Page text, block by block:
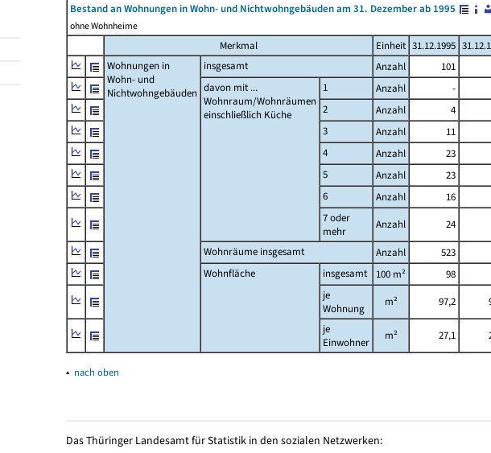
Bestand an Wohnungen in Wohn- und Nichtwohngebäuden am 31. Dezember ab 1995
ohne Wohnheime
Merkmal Einheit 31.12.1995
Wohnungen in
Wohn- und
Nichtwohngebäuden
insgesamt Anzahl 101
davon mit ...
Wohnraum/Wohnräumen
einschließlich Küche
1 Anzahl -
2
Anzahl 4
3
Anzahl 11
4
Anzahl 23
5
Anzahl 23
6
Anzahl 16
7 oder
mehr
Anzahl 24
Wohnräume insgesamt
Anzahl 523
Wohnfläche
insgesamt 100 m² 98
je
Wohnung
m² 97,2
je
Einwohner
m² 27,1
▴ nach oben
Das Thüringer Landesamt für Statistik in den sozialen Netzwerken: